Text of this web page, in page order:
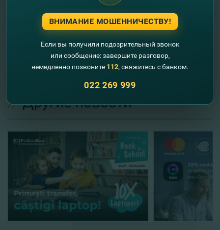
primeşti banii fără a dezvălui cuiva datele cardului tău.
Mai multe detalii despre noul serviciul „P2P by Phone” şi
despre campania promoţionalăAICI.
Cu FinComBank, bucură-te de servicii digitale noi şi de
promoţii frumoase! Foloseşte activ transferurile P2P by
// Другие новости
ВНИМАНИЕ МОШЕННИЧЕСТВУ!
Если вы получили подозрительный звонок
или сообщение: завершите разговор,
немедленно позвоните 112, свяжитесь с банком.
022 269 999